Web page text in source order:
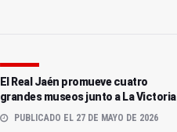
El Real Jaén promueve cuatro
grandes museos junto a La Victoria
PUBLICADO EL 27 DE MAYO DE 2026